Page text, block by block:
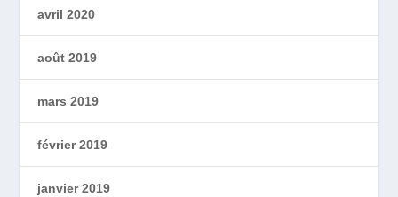
avril 2020
août 2019
mars 2019
février 2019
janvier 2019